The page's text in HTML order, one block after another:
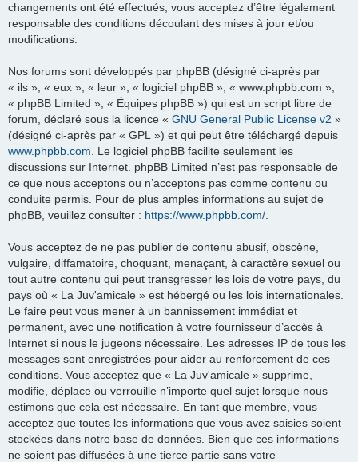
changements ont été effectués, vous acceptez d’être légalement
responsable des conditions découlant des mises à jour et/ou
modifications.
Nos forums sont développés par phpBB (désigné ci-après par
« ils », « eux », « leur », « logiciel phpBB », « www.phpbb.com »,
« phpBB Limited », « Équipes phpBB ») qui est un script libre de
forum, déclaré sous la licence « GNU General Public License v2 »
(désigné ci-après par « GPL ») et qui peut être téléchargé depuis
www.phpbb.com. Le logiciel phpBB facilite seulement les
discussions sur Internet. phpBB Limited n’est pas responsable de
ce que nous acceptons ou n’acceptons pas comme contenu ou
conduite permis. Pour de plus amples informations au sujet de
phpBB, veuillez consulter : https://www.phpbb.com/.
Vous acceptez de ne pas publier de contenu abusif, obscène,
vulgaire, diffamatoire, choquant, menaçant, à caractère sexuel ou
tout autre contenu qui peut transgresser les lois de votre pays, du
pays où « La Juv'amicale » est hébergé ou les lois internationales.
Le faire peut vous mener à un bannissement immédiat et
permanent, avec une notification à votre fournisseur d’accès à
Internet si nous le jugeons nécessaire. Les adresses IP de tous les
messages sont enregistrées pour aider au renforcement de ces
conditions. Vous acceptez que « La Juv'amicale » supprime,
modifie, déplace ou verrouille n’importe quel sujet lorsque nous
estimons que cela est nécessaire. En tant que membre, vous
acceptez que toutes les informations que vous avez saisies soient
stockées dans notre base de données. Bien que ces informations
ne soient pas diffusées à une tierce partie sans votre